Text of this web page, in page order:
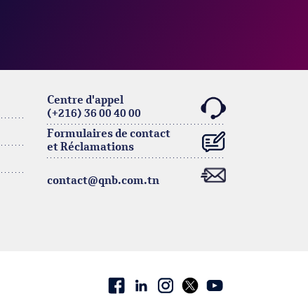
Centre d'appel
(+216) 36 00 40 00
Formulaires de contact
et Réclamations
contact@qnb.com.tn
Facebook
linkedin